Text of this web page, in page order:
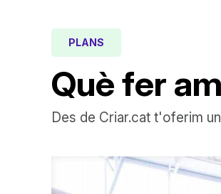
Què fer
PLANS
Des de Criar.cat t'oferim